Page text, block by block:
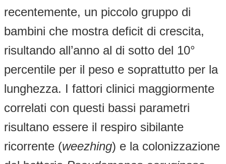
recentemente, un piccolo gruppo di
bambini che mostra deficit di crescita,
risultando all’anno al di sotto del 10°
percentile per il peso e soprattutto per la
lunghezza. I fattori clinici maggiormente
correlati con questi bassi parametri
risultano essere il respiro sibilante
ricorrente (weezhing) e la colonizzazione